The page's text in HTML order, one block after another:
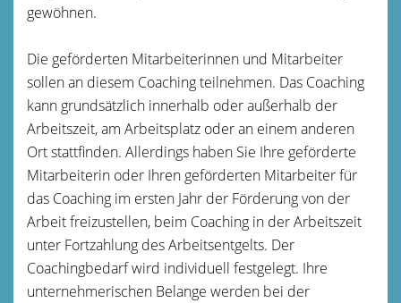
gewöhnen.
Die geförderten Mitarbeiterinnen und Mitarbeiter
sollen an diesem Coaching teilnehmen. Das Coaching
kann grundsätzlich innerhalb oder außerhalb der
Arbeitszeit, am Arbeitsplatz oder an einem anderen
Ort stattfinden. Allerdings haben Sie Ihre geförderte
Mitarbeiterin oder Ihren geförderten Mitarbeiter für
das Coaching im ersten Jahr der Förderung von der
Arbeit freizustellen, beim Coaching in der Arbeitszeit
unter Fortzahlung des Arbeitsentgelts. Der
Coachingbedarf wird individuell festgelegt. Ihre
unternehmerischen Belange werden bei der